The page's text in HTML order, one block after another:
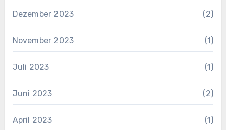
Dezember 2023 (2)
November 2023 (1)
Juli 2023 (1)
Juni 2023 (2)
April 2023 (1)